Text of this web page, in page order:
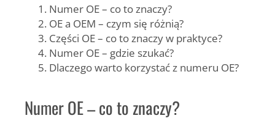
Numer OE – co to znaczy?
OE a OEM – czym się różnią?
Części OE – co to znaczy w praktyce?
Numer OE – gdzie szukać?
Dlaczego warto korzystać z numeru OE?
Numer OE – co to znaczy?